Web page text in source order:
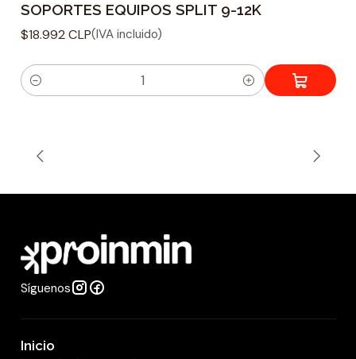
SOPORTES EQUIPOS SPLIT 9-12K
$18.992 CLP(IVA incluido)
C
d
Síguenos
Inicio